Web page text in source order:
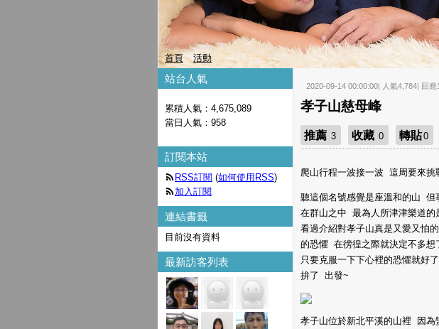
首頁 活動
2020-09-14 00:00:00| 人氣4,784| 回應
孝子山慈母峰
推薦 3 收藏 0 轉貼0
爬山行程一波接一波 這周要來挑
聽這個名號感覺是座溫和的山
在群山之中 最為人所津津樂道
看過介紹對孝子山真是又愛又怕
的恐懼 在徬徨之際就決定不多
只要克服一下下心裡的恐懼就好
拚了 出發~
孝子山位於新北平溪的山裡 因
站台人氣
累積人氣： 4,675,089
當日人氣： 958
訂閱本站
RSS訂閱 (如何使用RSS)
加入訂閱
連結書籤
目前沒有資料
最新訪客列表